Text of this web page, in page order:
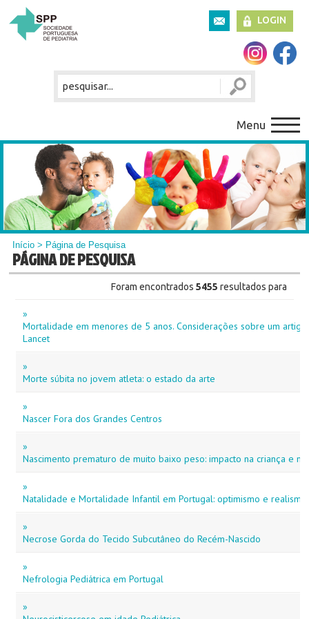
LOGIN
Menu
Início > Página de Pesquisa
PÁGINA DE PESQUISA
Foram encontrados 5455resultados para
»
Mortalidade em menores de 5 anos. Considerações sobre um
Lancet
»
Morte súbita no jovem atleta: o estado da arte
»
Nascer Fora dos Grandes Centros
»
Nascimento prematuro de muito baixo peso: impacto na criança e
»
Natalidade e Mortalidade Infantil em Portugal: optimismo e realismo
»
Necrose Gorda do Tecido Subcutâneo do Recém-Nascido
»
Nefrologia Pediátrica em Portugal
»